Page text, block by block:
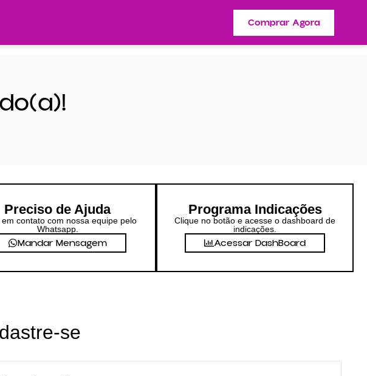
Comprar Agora
Preciso de Ajuda
em contato com nossa equipe pelo
Whatsapp.
Mandar Mensagem
Programa Indicações
Clique no botão e acesse o dashboard de
indicações.
Acessar DashBoard
se